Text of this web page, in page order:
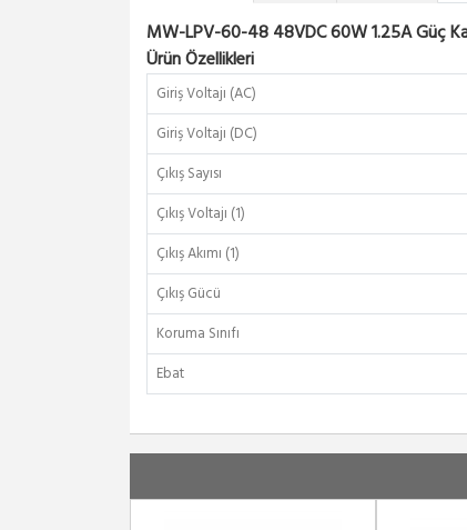
MW-LPV-60-48 48VDC 60W 1.25A Güç
Ürün Özellikleri
Giriş Voltajı (AC)
Giriş Voltajı (DC)
Çıkış Sayısı
Çıkış Voltajı (1)
Çıkış Akımı (1)
Çıkış Gücü
Koruma Sınıfı
Ebat